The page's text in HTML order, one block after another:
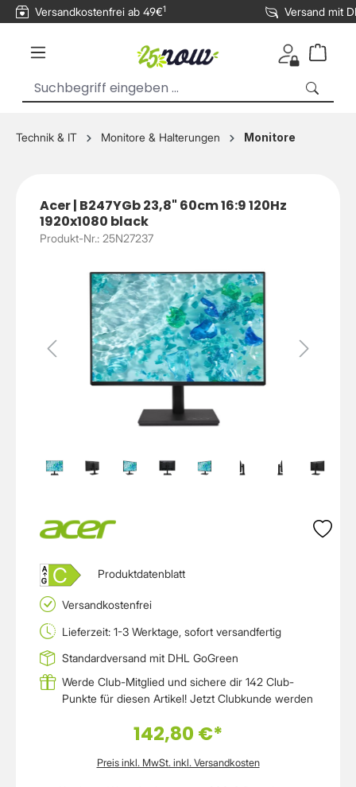
springen
Versandkostenfrei ab 49€1 Versand mit
Technik & IT Monitore & Halterungen Monitore
Acer | B247YGb 23,8" 60cm 16:9 120Hz
1920x1080 black
Produkt-Nr.: 25N27237
C
A
↑
G
Produktdatenblatt
Versandkostenfrei
Lieferzeit: 1-3 Werktage, sofort versandfertig
Standardversand mit DHL GoGreen
Werde Club-Mitglied und sichere dir 142 Club-
Punkte für diesen Artikel! Jetzt Clubkunde werden
142,80 €*
Preis inkl. MwSt. inkl. Versandkosten